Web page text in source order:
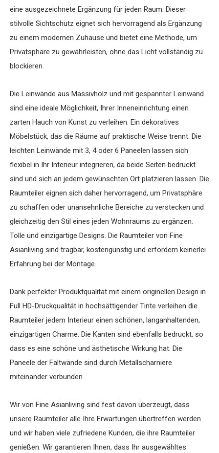
eine ausgezeichnete Ergänzung für jeden Raum. Dieser
stilvolle Sichtschutz eignet sich hervorragend als Ergänzung
zu einem modernen Zuhause und bietet eine Methode, um
Privatsphäre zu gewährleisten, ohne das Licht vollständig zu
blockieren.
Die Leinwände aus Massivholz und mit gespannter Leinwand
sind eine ideale Möglichkeit, Ihrer Inneneinrichtung einen
zarten Hauch von Kunst zu verleihen. Ein dekoratives
Möbelstück, das die Räume auf praktische Weise trennt. Die
leichten Leinwände mit 3, 4 oder 6 Paneelen lassen sich
flexibel in Ihr Interieur integrieren, da beide Seiten bedruckt
sind und sich an jedem gewünschten Ort platzieren lassen. Die
Raumteiler eignen sich daher hervorragend, um Privatsphäre
zu schaffen oder unansehnliche Bereiche zu verstecken und
gleichzeitig den Stil eines jeden Wohnraums zu ergänzen.
Tolle und einzigartige Designs. Die Raumteiler von Fine
Asianliving sind tragbar, kostengünstig und erfordern keinerlei
Erfahrung bei der Montage.
Dank perfekter Produktqualität mit einem originellen Design in
Full HD-Druckqualität in hochsättigender Tinte verleihen die
Raumteiler jedem Interieur einen schönen, langanhaltenden,
einzigartigen Charme. Die Kanten sind ebenfalls bedruckt, so
dass es eine schöne und ästhetische Wirkung hat. Die
Paneele der Faltwände sind durch Metallscharniere
miteinander verbunden.
Wir von Fine Asianliving sind fest davon überzeugt, dass
unsere Raumteiler alle Ihre Erwartungen übertreffen werden
und wir haben viele zufriedene Kunden, die ihre Raumteiler
genießen. Wir garantieren Ihnen, dass Ihr ausgewähltes